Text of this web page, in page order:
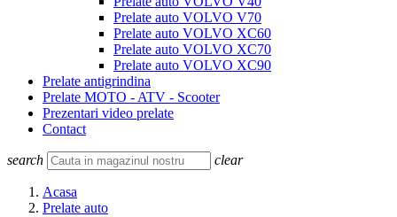
Prelate auto VOLVO V70
Prelate auto VOLVO XC60
Prelate auto VOLVO XC70
Prelate auto VOLVO XC90
Prelate antigrindina
Prelate MOTO - ATV - Scooter
Prezentari video prelate
Contact
search clear
Acasa
Prelate auto